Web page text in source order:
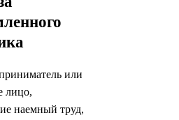
или
лицо,
наемный труд,